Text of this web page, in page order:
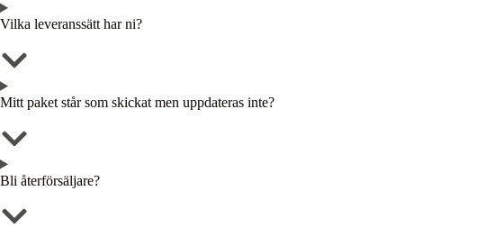
Vilka leveranssätt har ni?
Mitt paket står som skickat men uppdateras inte?
Bli återförsäljare?